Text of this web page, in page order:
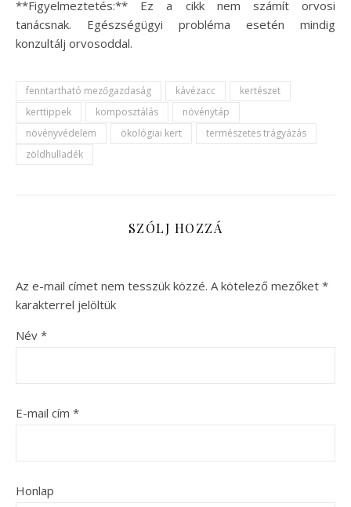
**Figyelmeztetés:** Ez a cikk nem számít orvosi
tanácsnak. Egészségügyi probléma esetén mindig
konzultálj orvosoddal.
fenntartható mezőgazdaság kávézacc
kertészet
kerttippek
komposztálás
növénytáp
növényvédelem
ökológiai kert
természetes trágyázás
zöldhulladék
SZÓLJ HOZZÁ
Az e-mail címet nem tesszük közzé. A kötelező mezőket *
karakterrel jelöltük
Név *
E-mail cím *
Honlap